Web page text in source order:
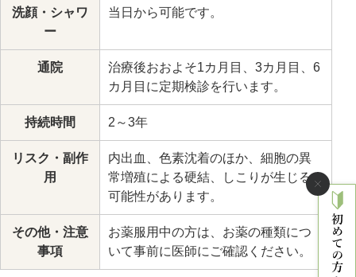
洗顔・シャワ
ー
当日から可能です。
通院
治療後おおよそ1カ月目、3カ月目、6
カ月目に定期検診を行います。
持続時間 2～3年
リスク・副作
用
内出血、色素沈着のほか、細胞の異
常増殖による硬結、しこりが生じる
可能性があります。
その他・注意
事項
お薬服用中の方は、お薬の種類につ
いて事前に医師にご確認ください。